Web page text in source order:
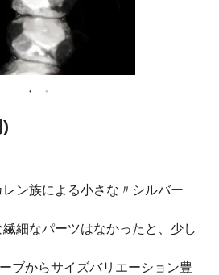
ン族による小さな〃シルバー
細なパーツはなかったと、少し
ブからサイズバリエーション豊